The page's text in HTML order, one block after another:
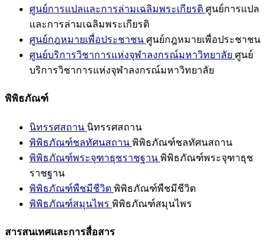
ศูนย์การแปลและการล่ามเฉลิมพระเกียรติ ศูนย์การแปล
และการล่ามเฉลิมพระเกียรติ
ศูนย์กฎหมายเพื่อประชาชน ศูนย์กฎหมายเพื่อประชาชน
ศูนย์บริการวิชาการแห่งจุฬาลงกรณ์มหาวิทยาลัย ศูนย์
บริการวิชาการแห่งจุฬาลงกรณ์มหาวิทยาลัย
พิพิธภัณฑ์
นิทรรศสถาน นิทรรศสถาน
พิพิธภัณฑ์ชลทัศนสถาน พิพิธภัณฑ์ชลทัศนสถาน
พิพิธภัณฑ์พระจุฑาธุชราชฐาน พิพิธภัณฑ์พระจุฑาธุช
ราชฐาน
พิพิธภัณฑ์พืชมีชีวิต พิพิธภัณฑ์พืชมีชีวิต
พิพิธภัณฑ์สมุนไพร พิพิธภัณฑ์สมุนไพร
สารสนเทศและการสื่อสาร